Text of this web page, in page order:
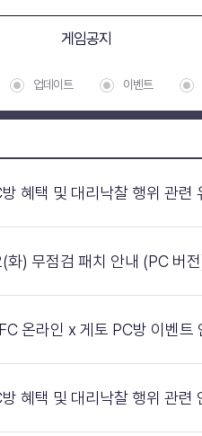
게임공지
업데이트 이벤트
혜택 및 대리낙찰 행위 관련
화) 무점검 패치 안내 (PC 버
온라인 x 게토 PC방 이벤트
혜택 및 대리낙찰 행위 관련